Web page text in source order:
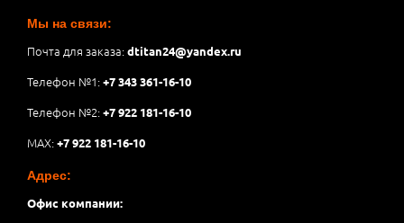
Мы на связи:
Почта для заказа:dtitan24@yandex.ru
Телефон №1:+7 343 361-16-10
Телефон №2:+7 922 181-16-10
MAX:+7 922 181-16-10
Адрес:
Офис компании: